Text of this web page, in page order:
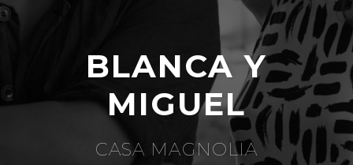
BLANCA Y
MIGUEL
CASA MAGNOLIA